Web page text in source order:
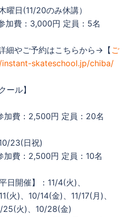
曜日(11/20のみ休講）
加費：3,000円 定員：5名
細やご予約はこちらから→【 ご
skateschool.jp/chiba/
ール】
加費：2,500円 定員：20名
23(日祝)
加費：2,500円 定員：10名
開催】：11/4(火)、
火)、10/14(金)、11/17(月)、
25(火)、10/28(金)